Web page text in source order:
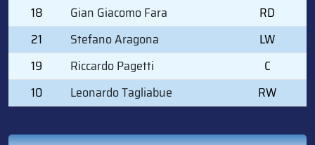
18
Gian Giacomo Fara
RD
21
Stefano Aragona
LW
19
Riccardo Pagetti
C
10
Leonardo Tagliabue RW